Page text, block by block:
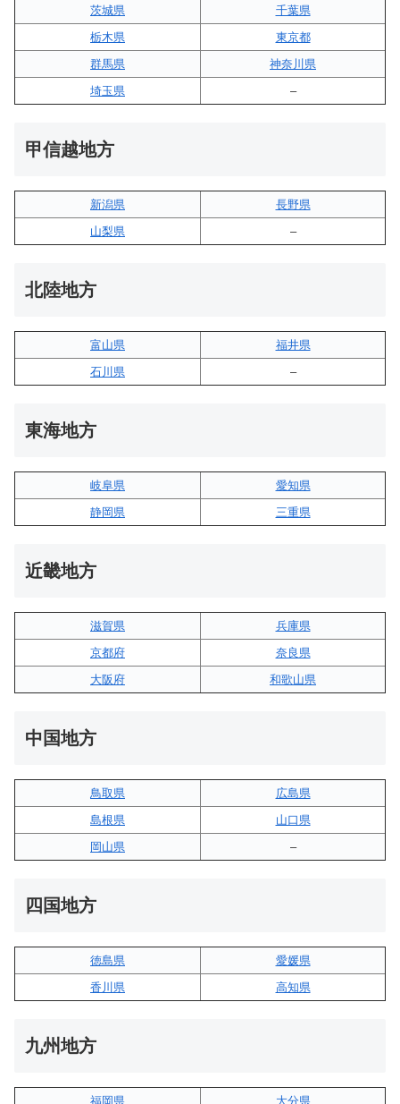
茨城県
千葉県
栃木県
東京都
群馬県
神奈川県
埼玉県
–
甲信越地方
新潟県
長野県
山梨県
–
北陸地方
富山県
福井県
石川県
–
東海地方
岐阜県
愛知県
静岡県
三重県
近畿地方
滋賀県
兵庫県
京都府
奈良県
大阪府
和歌山県
中国地方
鳥取県
広島県
島根県
山口県
岡山県
–
四国地方
徳島県
愛媛県
香川県
高知県
九州地方
福岡県 大分県